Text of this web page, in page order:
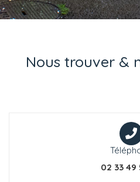
Nous trouver &
02 33 49